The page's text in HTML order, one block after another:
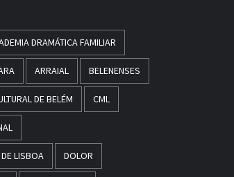
DRAMÁTICA FAMILIAR
ARRAIAL BELENENSES
DE BELÉM CML
LISBOA DOLOR